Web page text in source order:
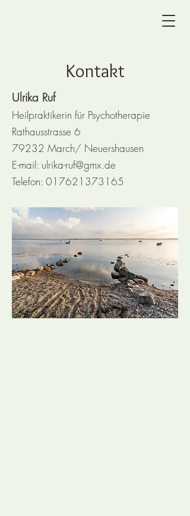
Kontakt
Ulrika Ruf
Heilpraktikerin für Psychotherapie
Rathausstrasse 6
​79232 March/ Neuershausen
E-mail: ulrika-ruf@gmx.de
Telefon: 017621373165